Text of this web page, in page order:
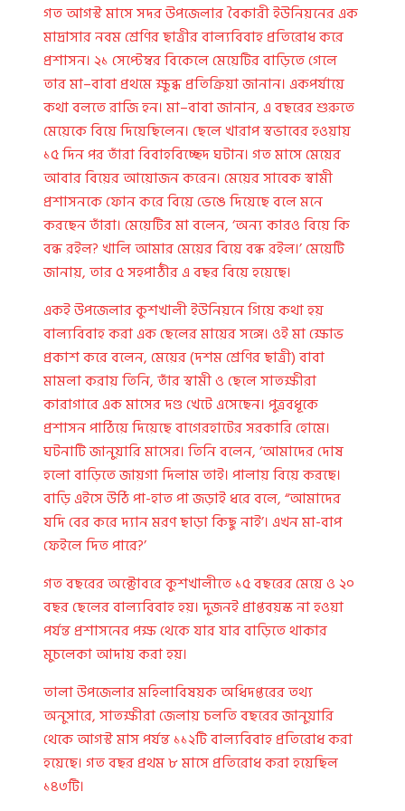
গত আগস্ট মাসে সদর উপজেলার বৈকারী ইউনিয়নের এক
মাদ্রাসার নবম শ্রেণির ছাত্রীর বাল্যবিবাহ প্রতিরোধ করে
প্রশাসন। ২১ সেপ্টেম্বর বিকেলে মেয়েটির বাড়িতে গেলে
তার মা–বাবা প্রথমে ক্ষুব্ধ প্রতিক্রিয়া জানান। একপর্যায়ে
কথা বলতে রাজি হন। মা–বাবা জানান, এ বছরের শুরুতে
মেয়েকে বিয়ে দিয়েছিলেন। ছেলে খারাপ স্বভাবের হওয়ায়
১৫ দিন পর তাঁরা বিবাহবিচ্ছেদ ঘটান। গত মাসে মেয়ের
আবার বিয়ের আয়োজন করেন। মেয়ের সাবেক স্বামী
প্রশাসনকে ফোন করে বিয়ে ভেঙে দিয়েছে বলে মনে
করছেন তাঁরা। মেয়েটির মা বলেন, ‘অন্য কারও বিয়ে কি
বন্ধ রইল? খালি আমার মেয়ের বিয়ে বন্ধ রইল।’ মেয়েটি
জানায়, তার ৫ সহপাঠীর এ বছর বিয়ে হয়েছে।
একই উপজেলার কুশখালী ইউনিয়নে গিয়ে কথা হয়
বাল্যবিবাহ করা এক ছেলের মায়ের সঙ্গে। ওই মা ক্ষোভ
প্রকাশ করে বলেন, মেয়ের (দশম শ্রেণির ছাত্রী) বাবা
মামলা করায় তিনি, তাঁর স্বামী ও ছেলে সাতক্ষীরা
কারাগারে এক মাসের দণ্ড খেটে এসেছেন। পুত্রবধূকে
প্রশাসন পাঠিয়ে দিয়েছে বাগেরহাটের সরকারি হোমে।
ঘটনাটি জানুয়ারি মাসের। তিনি বলেন, ‘আমাদের দোষ
হলো বাড়িতে জায়গা দিলাম তাই। পালায় বিয়ে করছে।
বাড়ি এইসে উঠি পা-হাত পা জড়াই ধরে বলে, “আমাদের
যদি বের করে দ্যান মরণ ছাড়া কিছু নাই’। এখন মা-বাপ
ফেইলে দিত পারে?’
গত বছরের অক্টোবরে কুশখালীতে ১৫ বছরের মেয়ে ও ২০
বছর ছেলের বাল্যবিবাহ হয়। দুজনই প্রাপ্তবয়স্ক না হওয়া
পর্যন্ত প্রশাসনের পক্ষ থেকে যার যার বাড়িতে থাকার
মুচলেকা আদায় করা হয়।
তালা উপজেলার মহিলাবিষয়ক অধিদপ্তরের তথ্য
অনুসারে, সাতক্ষীরা জেলায় চলতি বছরের জানুয়ারি
থেকে আগস্ট মাস পর্যন্ত ১১২টি বাল্যবিবাহ প্রতিরোধ করা
হয়েছে। গত বছর প্রথম ৮ মাসে প্রতিরোধ করা হয়েছিল
১৪৩টি।